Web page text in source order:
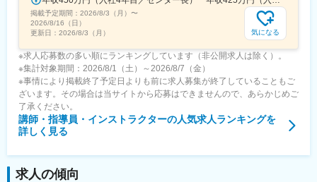
※完全在宅固定ではありません
※出張対応が必須です
掲載予定期間： 2026/8/3（月） 〜
2026/8/16（日）
更新日： 2026/8/3（月） 気になる
※求人応募数の多い順にランキングしています（非公開求人は除く）。
※集計対象期間：2026/8/1（土）～2026/8/7（金）
※事情により掲載終了予定日よりも前に求人募集が終了していることもご
ざいます。その場合は当サイトから応募はできませんので、あらかじめご
了承ください。
講師・指導員・インストラクターの人気求人ランキングを
詳しく見る
求人の傾向